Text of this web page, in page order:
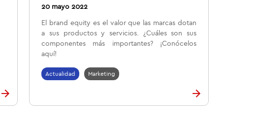
20 mayo 2022
El brand equity es el valor que las marcas dotan
a sus productos y servicios. ¿Cuáles son sus
componentes más importantes? ¡Conócelos
aquí!
Actualidad Marketing